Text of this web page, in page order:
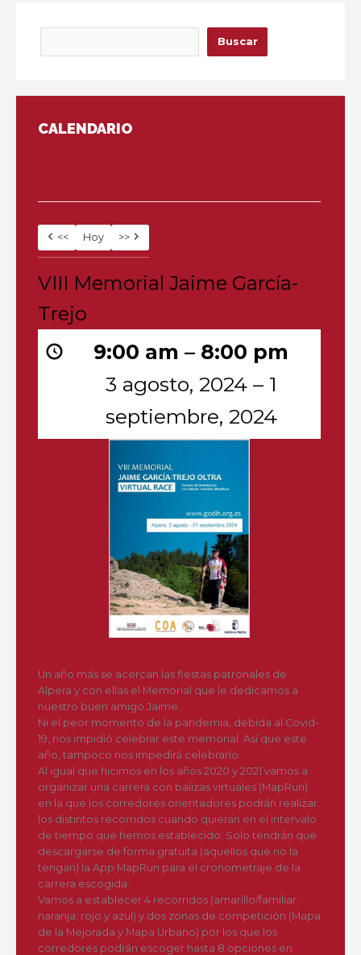
Buscar
CALENDARIO
<< Hoy >>
VIII
Memorial
Jaime
García-
VIII Memorial Jaime García-
Trejo
9:00 am – 8:00 pm
3 agosto, 2024 – 1
septiembre, 2024
Un año más se acercan las fiestas patronales de
Alpera y con ellas el Memorial que le dedicamos a
nuestro buen amigo Jaime.
Ni el peor momento de la pandemia, debida al Covid-
19, nos impidió celebrar este memorial. Así que este
año, tampoco nos impedirá celebrarlo.
Al igual que hicimos en los años 2020 y 2021 vamos a
organizar una carrera con balizas virtuales (MapRun)
en la que los corredores orientadores podrán realizar
los distintos recorridos cuando quieran en el intervalo
de tiempo que hemos establecido. Solo tendrán que
descargarse de forma gratuita (aquellos que no la
tengan) la App MapRun para el cronometraje de la
carrera escogida.
Vamos a establecer 4 recorridos (amarillo/familiar,
naranja, rojo y azul) y dos zonas de competición (Mapa
de la Mejorada y Mapa Urbano) por los que los
corredores podrán escoger hasta 8 opciones en